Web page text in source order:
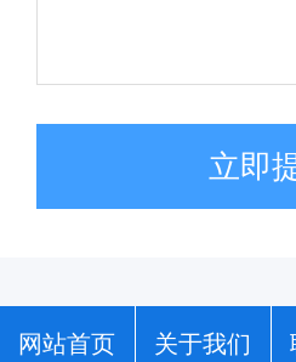
立即
网站首页 关于我们